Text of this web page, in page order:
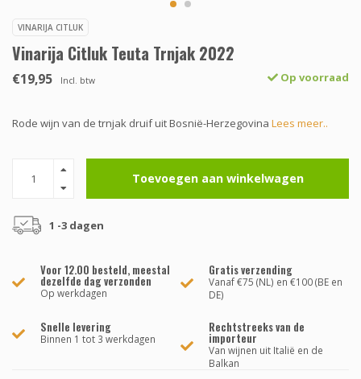
VINARIJA CITLUK
Vinarija Citluk Teuta Trnjak 2022
€19,95 Incl. btw Op voorraad
Rode wijn van de trnjak druif uit Bosnië-Herzegovina Lees meer..
Toevoegen aan winkelwagen
1 -3 dagen
Voor 12.00 besteld, meestal
dezelfde dag verzonden
Op werkdagen
Gratis verzending
Vanaf €75 (NL) en €100 (BE en
DE)
Snelle levering
Binnen 1 tot 3 werkdagen
Rechtstreeks van de
importeur
Van wijnen uit Italië en de
Balkan